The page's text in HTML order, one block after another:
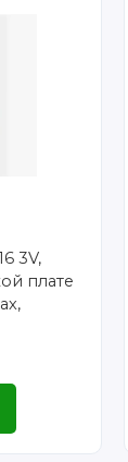
3V,
плате